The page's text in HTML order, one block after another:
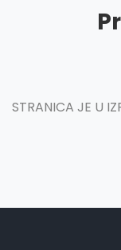
STRANICA JE U